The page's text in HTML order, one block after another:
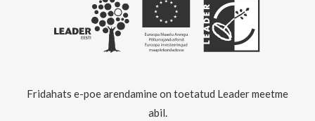
Fridahats e-poe arendamine on toetatud Leader meetme
abil.